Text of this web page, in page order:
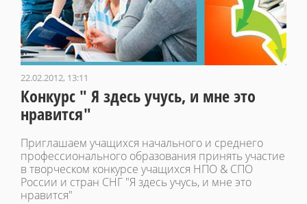
22.02.2012, 13:11
Конкурс " Я здесь учусь, и мне это
нравится"
Приглашаем учащихся начального и среднего
профессионального образования принять участие
в творческом конкурсе учащихся НПО & СПО
России и стран СНГ "Я здесь учусь, и мне это
нравится"